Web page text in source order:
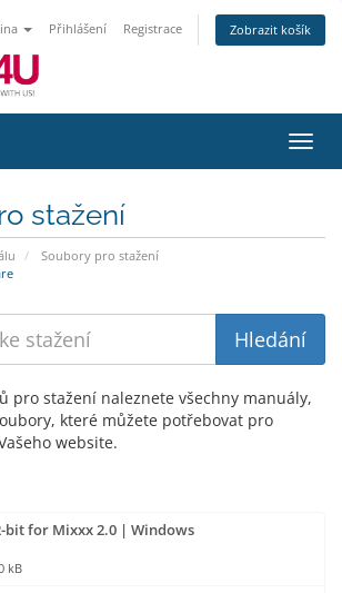
Přihlášení Registrace Zobrazit košík
stažení
Soubory pro stažení
pro stažení naleznete všechny manuály,
které můžete potřebovat pro
website.
bit for Mixxx 2.0 | Windows
kB